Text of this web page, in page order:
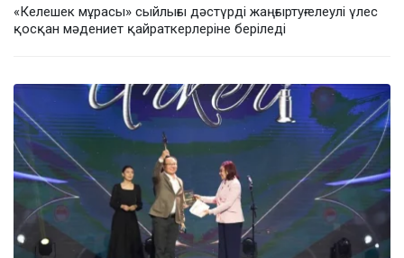
«Келешек мұрасы» сыйлығы дәстүрді жаңғыртуғ елеулі үлес
қосқан мәдениет қайраткерлеріне беріледі